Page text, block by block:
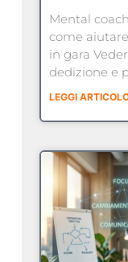
Mental
come
in gara
dedizione e
LEGGI